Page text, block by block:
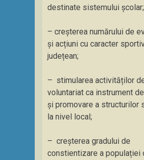
destinate sistemului școlar;
– creșterea numărului de
și acțiuni cu caracter
județean;
– stimularea activităților
voluntariat ca instrument
și promovare a structurilor
la nivel local;
– creșterea gradului de
constientizare a populației